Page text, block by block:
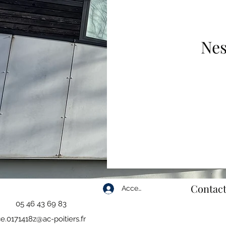
05 46 43 69 83
Accedi
poitiers.fr